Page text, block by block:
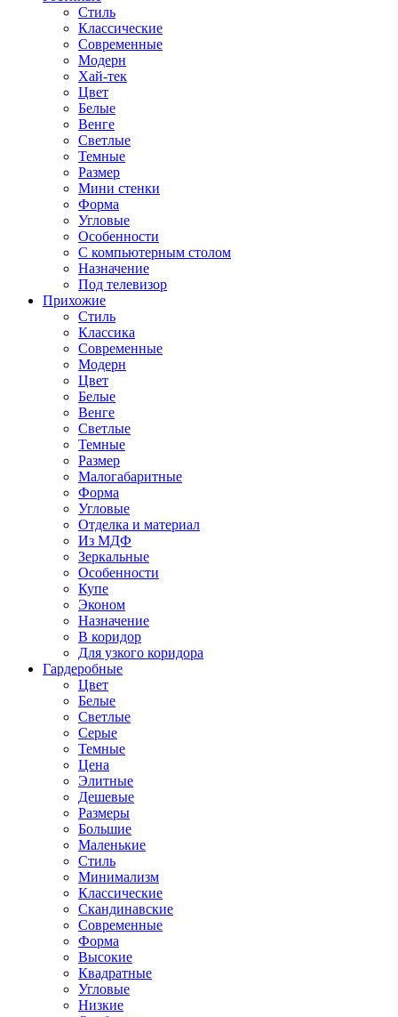
Стиль
Классические
Современные
Модерн
Хай-тек
Цвет
Белые
Венге
Светлые
Темные
Размер
Мини стенки
Форма
Угловые
Особенности
С компьютерным столом
Назначение
Под телевизор
Прихожие
Стиль
Классика
Современные
Модерн
Цвет
Белые
Венге
Светлые
Темные
Размер
Малогабаритные
Форма
Угловые
Отделка и материал
Из МДФ
Зеркальные
Особенности
Купе
Эконом
Назначение
В коридор
Для узкого коридора
Гардеробные
Цвет
Белые
Светлые
Серые
Темные
Цена
Элитные
Дешевые
Размеры
Большие
Маленькие
Стиль
Минимализм
Классические
Скандинавские
Современные
Форма
Высокие
Квадратные
Угловые
Низкие